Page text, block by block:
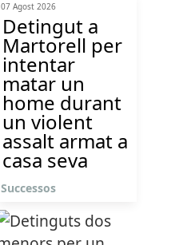
07 Agost 2026
Detingut a
Martorell per
intentar
matar un
home durant
un violent
assalt armat a
casa seva
Successos